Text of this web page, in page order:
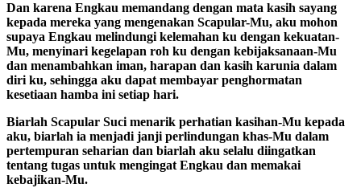
Dan karena Engkau memandang dengan mata kasih sayang
kepada mereka yang mengenakan Scapular-Mu, aku mohon
supaya Engkau melindungi kelemahan ku dengan kekuatan-
Mu, menyinari kegelapan roh ku dengan kebijaksanaan-Mu
dan menambahkan iman, harapan dan kasih karunia dalam
diri ku, sehingga aku dapat membayar penghormatan
kesetiaan hamba ini setiap hari.
Biarlah Scapular Suci menarik perhatian kasihan-Mu kepada
aku, biarlah ia menjadi janji perlindungan khas-Mu dalam
pertempuran seharian dan biarlah aku selalu diingatkan
tentang tugas untuk mengingat Engkau dan memakai
kebajikan-Mu.